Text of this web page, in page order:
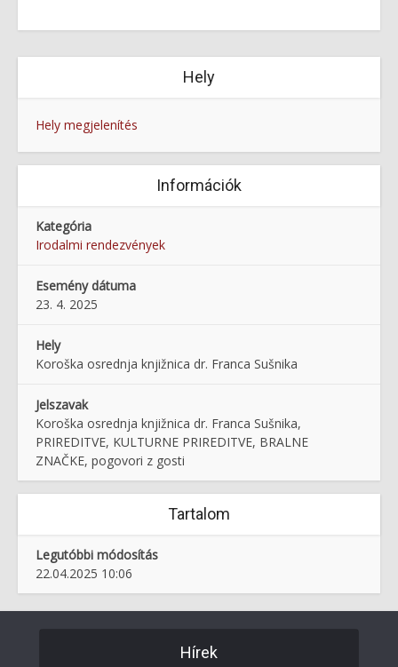
Hely
Hely megjelenítés
Információk
Kategória
Irodalmi rendezvények
Esemény dátuma
23. 4. 2025
Hely
Koroška osrednja knjižnica dr. Franca Sušnika
Jelszavak
Koroška osrednja knjižnica dr. Franca Sušnika,
PRIREDITVE, KULTURNE PRIREDITVE, BRALNE
ZNAČKE, pogovori z gosti
Tartalom
Legutóbbi módosítás
22.04.2025 10:06
Hírek